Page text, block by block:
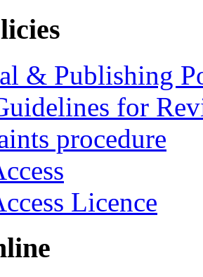
& Publishing
for
procedure
Licence